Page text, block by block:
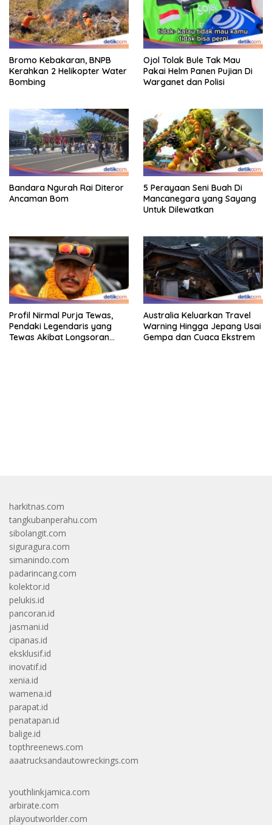
Bromo Kebakaran, BNPB
Kerahkan 2 Helikopter Water
Bombing
Ojol Tolak Bule Tak Mau
Pakai Helm Panen Pujian Di
Warganet dan Polisi
Bandara Ngurah Rai Diteror
Ancaman Bom
5 Perayaan Seni Buah Di
Mancanegara yang Sayang
Untuk Dilewatkan
Profil Nirmal Purja Tewas,
Pendaki Legendaris yang
Tewas Akibat Longsoran
Australia Keluarkan Travel
Warning Hingga Jepang Usai
Gempa dan Cuaca Ekstrem
harkitnas.com
tangkubanperahu.com
sibolangit.com
siguragura.com
simanindo.com
padarincang.com
kolektor.id
pelukis.id
pancoran.id
jasmani.id
cipanas.id
eksklusif.id
inovatif.id
xenia.id
wamena.id
parapat.id
penatapan.id
balige.id
topthreenews.com
aaatrucksandautowreckings.com
youthlinkjamica.com
arbirate.com
playoutworlder.com